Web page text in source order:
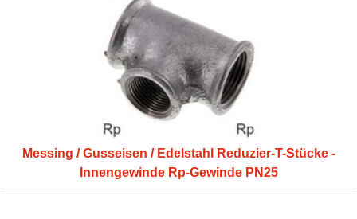
Messing / Gusseisen / Edelstahl Reduzier-T-Stücke -
Innengewinde Rp-Gewinde PN25